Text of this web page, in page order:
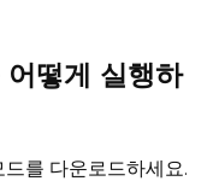
떻게 실행하
를 다운로드하세요.